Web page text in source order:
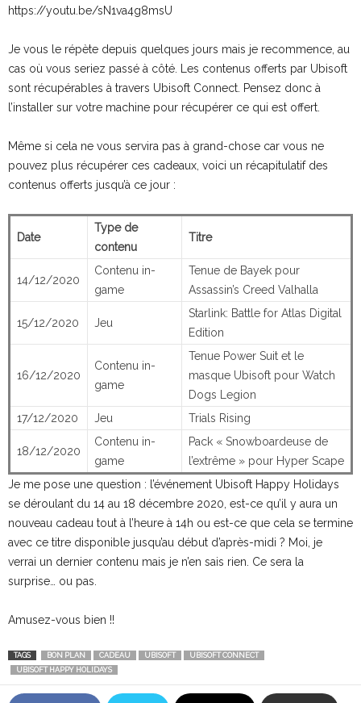
https://youtu.be/sN1va4g8msU
Je vous le répète depuis quelques jours mais je recommence, au
cas où vous seriez passé à côté. Les contenus offerts par Ubisoft
sont récupérables à travers Ubisoft Connect. Pensez donc à
l’installer sur votre machine pour récupérer ce qui est offert.
Même si cela ne vous servira pas à grand-chose car vous ne
pouvez plus récupérer ces cadeaux, voici un récapitulatif des
contenus offerts jusqu’à ce jour :
Date
Type de
contenu
Titre
14/12/2020
Contenu in-
game
Tenue de Bayek pour
Assassin’s Creed Valhalla
15/12/2020 Jeu
Starlink: Battle for Atlas Digital
Edition
16/12/2020
Contenu in-
game
Tenue Power Suit et le
masque Ubisoft pour Watch
Dogs Legion
17/12/2020
Jeu Trials Rising
18/12/2020
Contenu in-
game
Pack « Snowboardeuse de
l’extrême » pour Hyper Scape
Je me pose une question : l’événement Ubisoft Happy Holidays
se déroulant du 14 au 18 décembre 2020, est-ce qu’il y aura un
nouveau cadeau tout à l’heure à 14h ou est-ce que cela se termine
avec ce titre disponible jusqu’au début d’après-midi ? Moi, je
verrai un dernier contenu mais je n’en sais rien. Ce sera la
surprise… ou pas.
Amusez-vous bien !!
TAGS BON PLAN CADEAU UBISOFT
UBISOFT CONNECT
UBISOFT HAPPY HOLIDAYS